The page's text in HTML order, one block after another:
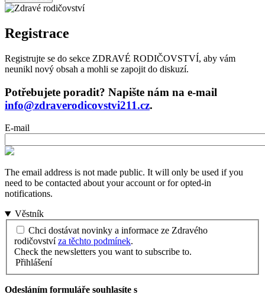
Registrace
Registrujte se do sekce ZDRAVÉ RODIČOVSTVÍ, aby vám
neunikl nový obsah a mohli se zapojit do diskuzí.
Potřebujete poradit? Napište nám na e-mail
info@zdraverodicovstvi211.cz.
E-mail
The email address is not made public. It will only be used if you
need to be contacted about your account or for opted-in
notifications.
Věstník
Chci dostávat novinky a informace ze Zdravého
rodičovstvíza těchto podmínek.
Check the newsletters you want to subscribe to.
Přihlášení
Odesláním formuláře souhlasíte s